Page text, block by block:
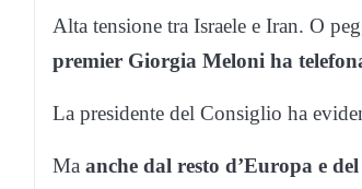
Alta tensione tra Israele e Iran. O
premier Giorgia Meloni ha
La presidente del Consiglio ha
Ma anche dal resto d’Europa e